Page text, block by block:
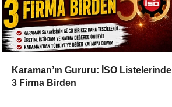
Karaman’ın Gururu: İSO Listelerinde
3 Firma Birden